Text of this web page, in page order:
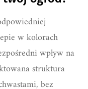
w kolorach
wpływ na
struktura
bez